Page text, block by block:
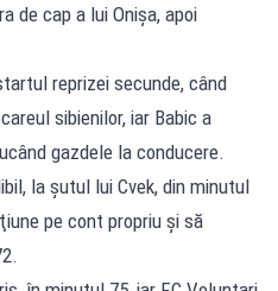
de cap a lui Onişa, apoi
reprizei secunde, când
sibienilor, iar Babic a
gazdele la conducere.
la şutul lui Cvek, din minutul
pe cont propriu şi să